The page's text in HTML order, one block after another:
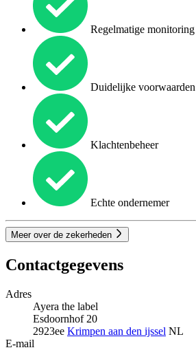
Regelmatige monitoring
Duidelijke voorwaarden
Klachtenbeheer
Echte ondernemer
Meer over de zekerheden
Contactgegevens
Adres
Ayera the label
Esdoornhof 20
2923ee Krimpen aan den ijssel NL
E-mail